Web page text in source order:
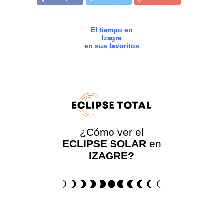
El tiempo en
Izagre
en sus favoritos
¿Cómo ver el
ECLIPSE SOLAR en
IZAGRE?